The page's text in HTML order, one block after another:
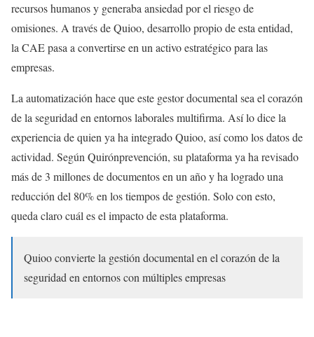
recursos humanos y generaba ansiedad por el riesgo de
omisiones. A través de Quioo, desarrollo propio de esta entidad,
la CAE pasa a convertirse en un activo estratégico para las
empresas.
La automatización hace que este gestor documental sea el corazón
de la seguridad en entornos laborales multifirma. Así lo dice la
experiencia de quien ya ha integrado Quioo, así como los datos de
actividad. Según Quirónprevención, su plataforma ya ha revisado
más de 3 millones de documentos en un año y ha logrado una
reducción del 80% en los tiempos de gestión. Solo con esto,
queda claro cuál es el impacto de esta plataforma.
Quioo convierte la gestión documental en el corazón de la
seguridad en entornos con múltiples empresas